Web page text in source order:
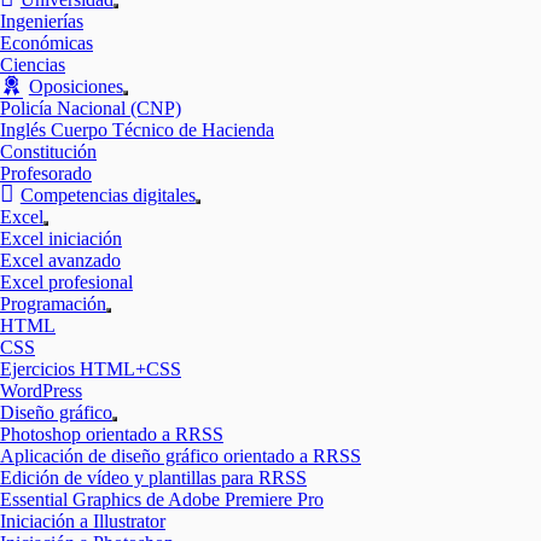
Mostrar
Ingenierías
Económicas
Ciencias
Oposiciones
Mostrar
el
submenú
Policía Nacional (CNP)
Inglés Cuerpo Técnico de Hacienda
Constitución
Profesorado
Competencias digitales
Mostrar
Excel
Mostrar
el
submenú
Excel iniciación
Excel avanzado
Excel profesional
Programación
Mostrar
HTML
CSS
Ejercicios HTML+CSS
WordPress
Diseño gráfico
Mostrar
el
submenú
Photoshop orientado a RRSS
Aplicación de diseño gráfico orientado a RRSS
Edición de vídeo y plantillas para RRSS
Essential Graphics de Adobe Premiere Pro
Iniciación a Illustrator